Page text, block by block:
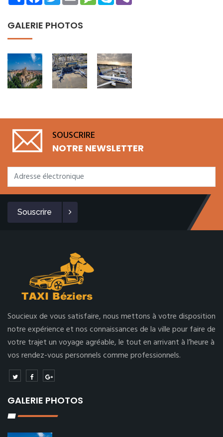
GALERIE PHOTOS
SOUSCRIRE
NOTRE NEWSLETTER
Souscrire
Soucieux de vous satisfaire, nous mettons à votre disposition
notre expérience et nos connaissances de la ville pour faire de
votre trajet un voyage agréable, le tout en arrivant à l’heure à
vos rendez-vous personnels comme professionnels.
GALERIE PHOTOS